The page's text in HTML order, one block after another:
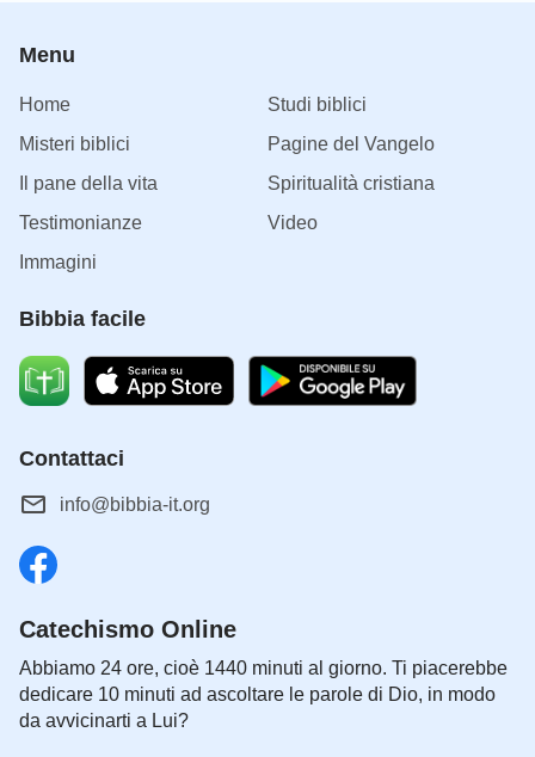
Menu
Home
Studi biblici
Misteri biblici
Pagine del Vangelo
Il pane della vita
Spiritualità cristiana
Testimonianze
Video
Immagini
Bibbia facile
Contattaci
info@bibbia-it.org
Catechismo Online
Abbiamo 24 ore, cioè 1440 minuti al giorno. Ti piacerebbe
dedicare 10 minuti ad ascoltare le parole di Dio, in modo
da avvicinarti a Lui?